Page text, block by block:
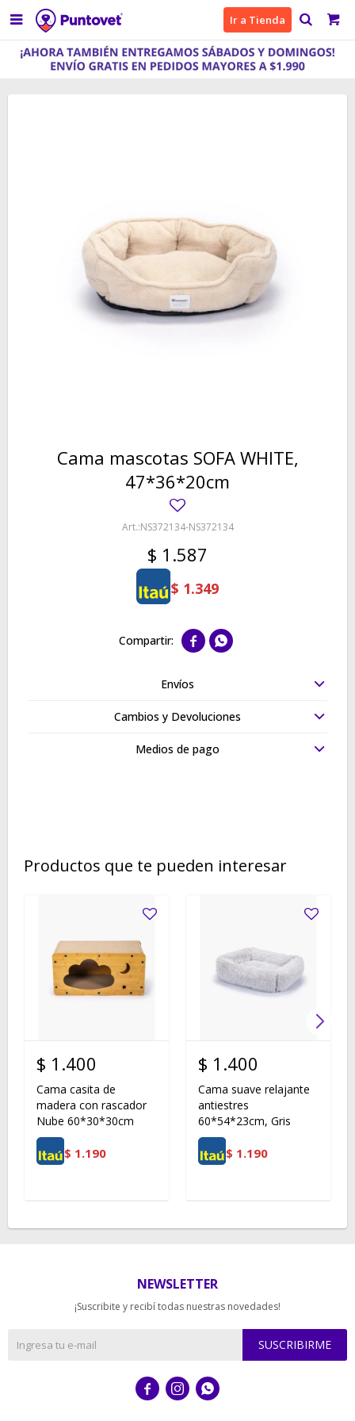
 Ir a Tienda
Cama mascotas SOFA WHITE,
47*36*20cm
NS372134-NS372134
$ 1.587
$ 1.349
 
Envíos
Cambios y Devoluciones
Medios de pago
Productos que te pueden interesar
$ 1.400
Cama casita de
madera con rascador
Nube 60*30*30cm
$ 1.190
$ 1.400
Cama suave relajante
antiestres
60*54*23cm, Gris
$ 1.190
NEWSLETTER
¡Suscribite y recibí todas nuestras novedades!
SUSCRIBIRME
  